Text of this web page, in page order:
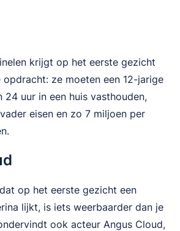
krijgt op het eerste gezicht
opdracht: ze moeten een 12-jarige
24 uur in een huis vasthouden,
eisen en zo 7 miljoen per
op het eerste gezicht een
lijkt, is iets weerbaarder dan je
ook acteur Angus Cloud,